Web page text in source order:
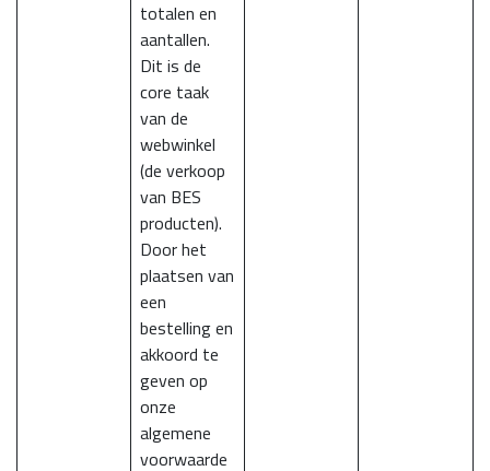
totalen en
aantallen.
Dit is de
core taak
van de
webwinkel
(de verkoop
van BES
producten).
Door het
plaatsen van
een
bestelling en
akkoord te
geven op
onze
algemene
voorwaarde